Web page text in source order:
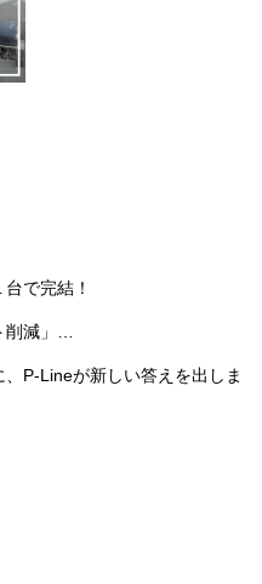
で完結！
削減」…
P-Lineが新しい答えを出しま